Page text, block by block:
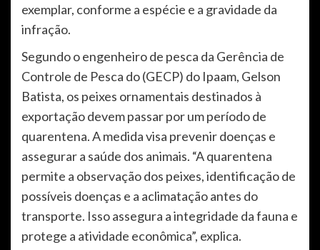
exemplar, conforme a espécie e a gravidade da
infração.
Segundo o engenheiro de pesca da Gerência de
Controle de Pesca do (GECP) do Ipaam, Gelson
Batista, os peixes ornamentais destinados à
exportação devem passar por um período de
quarentena. A medida visa prevenir doenças e
assegurar a saúde dos animais. “A quarentena
permite a observação dos peixes, identificação de
possíveis doenças e a aclimatação antes do
transporte. Isso assegura a integridade da fauna e
protege a atividade econômica”, explica.